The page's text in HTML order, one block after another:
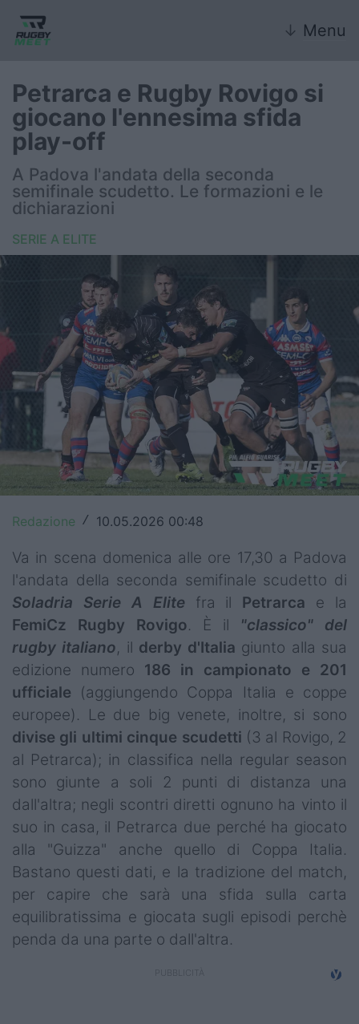
↓ Menu
Nazionale
Nazionali giovanili
Rugby Sevens
FIR
Internazionale
6 Nazioni
United Rugby Championship
Top14
Premiership
Champions Cup
Challenge Cup
World Rugby
Rugby World Cup
Super Rugby
Rugby in TV
Mercato
Serie A Elite
Campionati
Serie A
Serie B
Serie C
Femminile
Giovanili
Coppa Italia
Petrarca e Rugby Rovigo si
giocano l'ennesima sfida
play-off
A Padova l'andata della seconda
semifinale scudetto. Le formazioni e le
dichiarazioni
SERIE A ELITE
Redazione / 10.05.2026 00:48
Va in scena domenica alle ore 17,30 a Padova
l'andata della seconda semifinale scudetto di
Soladria Serie A Elite fra il Petrarca e la
FemiCz Rugby Rovigo. È il "classico" del
rugby italiano, il derby d'Italia giunto alla sua
edizione numero 186 in campionato e 201
ufficiale (aggiungendo Coppa Italia e coppe
europee). Le due big venete, inoltre, si sono
divise gli ultimi cinque scudetti (3 al Rovigo, 2
al Petrarca); in classifica nella regular season
sono giunte a soli 2 punti di distanza una
dall'altra; negli scontri diretti ognuno ha vinto il
suo in casa, il Petrarca due perché ha giocato
alla "Guizza" anche quello di Coppa Italia.
Bastano questi dati, e la tradizione del match,
per capire che sarà una sfida sulla carta
equilibratissima e giocata sugli episodi perchè
penda da una parte o dall'altra.